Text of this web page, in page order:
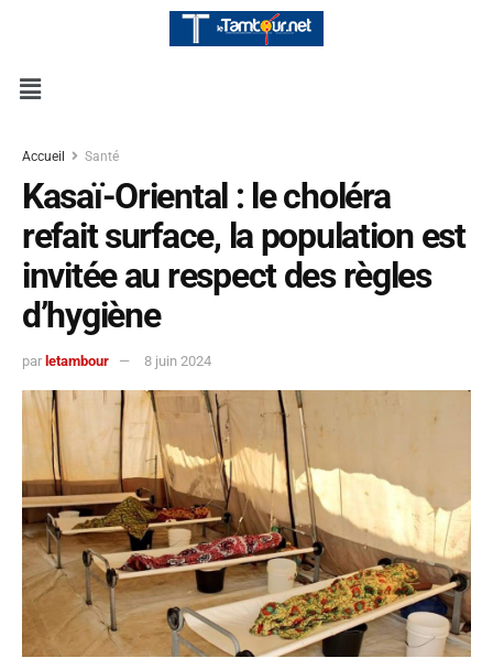
Accueil Santé
Kasaï-Oriental : le choléra
refait surface, la population est
invitée au respect des règles
d’hygiène
par letambour 8 juin 2024